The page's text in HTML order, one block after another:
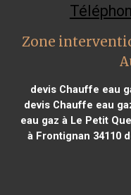
Zone
devis Chauffe eau
devis Chauffe eau
eau gaz à Le Petit
à Frontignan 34110